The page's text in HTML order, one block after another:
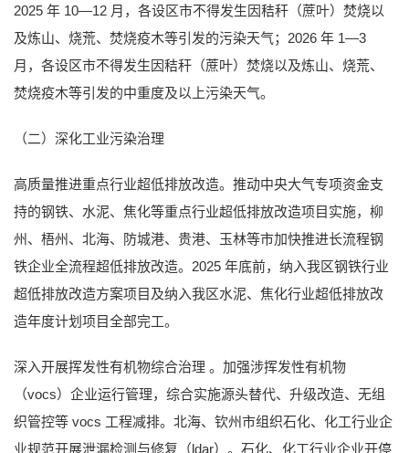
2025 年 10—12 月，各设区市不得发生因秸秆（蔗叶）焚烧以
及炼山、烧荒、焚烧疫木等引发的污染天气；2026 年 1—3
月，各设区市不得发生因秸秆（蔗叶）焚烧以及炼山、烧荒、
焚烧疫木等引发的中重度及以上污染天气。
（二）深化工业污染治理
高质量推进重点行业超低排放改造。推动中央大气专项资金支
持的钢铁、水泥、焦化等重点行业超低排放改造项目实施，柳
州、梧州、北海、防城港、贵港、玉林等市加快推进长流程钢
铁企业全流程超低排放改造。2025 年底前，纳入我区钢铁行业
超低排放改造方案项目及纳入我区水泥、焦化行业超低排放改
造年度计划项目全部完工。
深入开展挥发性有机物综合治理 。加强涉挥发性有机物
（vocs）企业运行管理，综合实施源头替代、升级改造、无组
织管控等 vocs 工程减排。北海、钦州市组织石化、化工行业企
业规范开展泄漏检测与修复（ldar）。石化、化工行业企业开停